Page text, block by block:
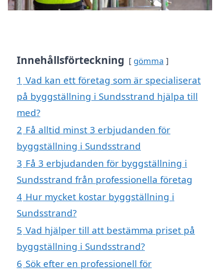
Innehållsförteckning gömma
1 Vad kan ett företag som är specialiserat
på byggställning i Sundsstrand hjälpa till
med?
2 Få alltid minst 3 erbjudanden för
byggställning i Sundsstrand
3 Få 3 erbjudanden för byggställning i
Sundsstrand från professionella företag
4 Hur mycket kostar byggställning i
Sundsstrand?
5 Vad hjälper till att bestämma priset på
byggställning i Sundsstrand?
6 Sök efter en professionell för